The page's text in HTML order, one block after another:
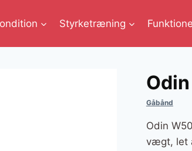
Styrketræning
Gåbånd
Odin
vægt, let